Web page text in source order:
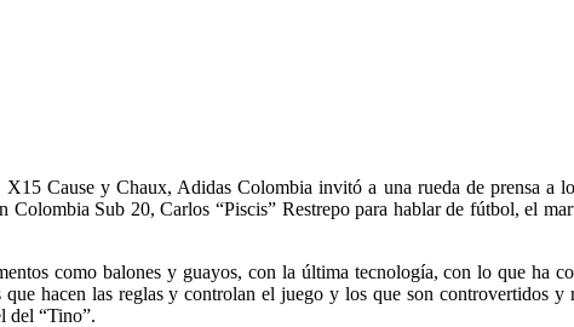
Cause y Chaux, Adidas Colombia invitó a una rueda de prensa a
Sub 20, Carlos “Piscis” Restrepo para hablar de fútbol, el
como balones y guayos, con la última tecnología, con lo que ha
hacen las reglas y controlan el juego y los que son controvertidos y
del “Tino”.